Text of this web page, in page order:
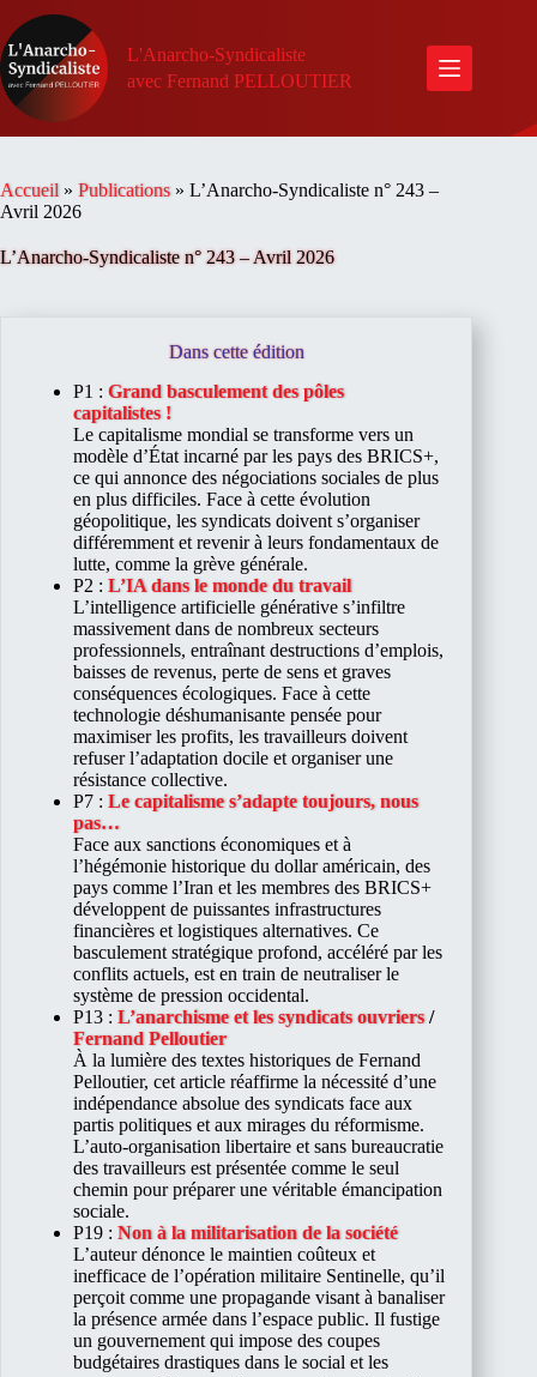
au
contenu
L'Anarcho-Syndicaliste
avec Fernand PELLOUTIER
Accueil » Publications» L’Anarcho-Syndicaliste n° 243 –
Avril 2026
L’Anarcho-Syndicaliste n° 243 – Avril 2026
Dans cette édition
P1 : Grand basculement des pôles
capitalistes !
Le capitalisme mondial se transforme vers un
modèle d’État incarné par les pays des BRICS+,
ce qui annonce des négociations sociales de plus
en plus difficiles. Face à cette évolution
géopolitique, les syndicats doivent s’organiser
différemment et revenir à leurs fondamentaux de
lutte, comme la grève générale.
P2 : L’IA dans le monde du travail
L’intelligence artificielle générative s’infiltre
massivement dans de nombreux secteurs
professionnels, entraînant destructions d’emplois,
baisses de revenus, perte de sens et graves
conséquences écologiques. Face à cette
technologie déshumanisante pensée pour
maximiser les profits, les travailleurs doivent
refuser l’adaptation docile et organiser une
résistance collective.
P7 : Le capitalisme s’adapte toujours, nous
pas…
Face aux sanctions économiques et à
l’hégémonie historique du dollar américain, des
pays comme l’Iran et les membres des BRICS+
développent de puissantes infrastructures
financières et logistiques alternatives. Ce
basculement stratégique profond, accéléré par les
conflits actuels, est en train de neutraliser le
système de pression occidental.
P13 : L’anarchisme et les syndicats ouvriers/
Fernand Pelloutier
À la lumière des textes historiques de Fernand
Pelloutier, cet article réaffirme la nécessité d’une
indépendance absolue des syndicats face aux
partis politiques et aux mirages du réformisme.
L’auto-organisation libertaire et sans bureaucratie
des travailleurs est présentée comme le seul
chemin pour préparer une véritable émancipation
sociale.
P19 : Non à la militarisation de la société
L’auteur dénonce le maintien coûteux et
inefficace de l’opération militaire Sentinelle, qu’il
perçoit comme une propagande visant à banaliser
la présence armée dans l’espace public. Il fustige
un gouvernement qui impose des coupes
budgétaires drastiques dans le social et les